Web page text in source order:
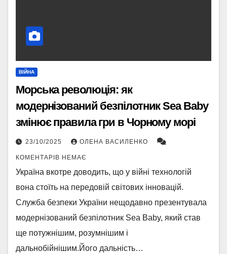
ВІЙНА
Морська революція: як
модернізований безпілотник Sea Baby
змінює правила гри в Чорному морі
23/10/2025 ОЛЕНА ВАСИЛЕНКО
КОМЕНТАРІВ НЕМАЄ
Україна вкотре доводить, що у війні технологій
вона стоїть на передовій світових інновацій.
Служба безпеки України нещодавно презентувала
модернізований безпілотник Sea Baby, який став
ще потужнішим, розумнішим і
дальнобійнішим.Його дальність…